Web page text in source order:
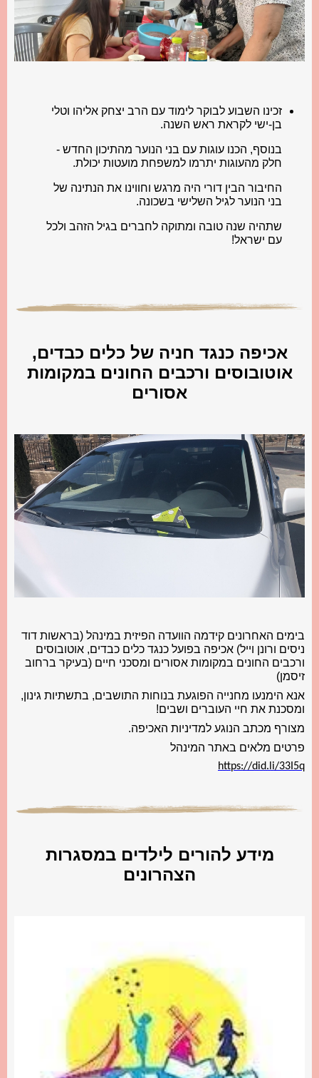
זכינו השבוע לבוקר לימוד עם הרב יצחק אליהו וטלי
בן-ישי לקראת ראש השנה.
בנוסף, הכנו עוגות עם בני הנוער מהתיכון החדש -
חלק מהעוגות יתרמו למשפחת מועטות יכולת.
החיבור הבין דורי היה מרגש וחווינו את הנתינה של
בני הנוער לגיל השלישי בשכונה.
שתהיה שנה טובה ומתוקה לחברים בגיל הזהב ולכל
עם ישראל!
אכיפה כנגד חניה של כלים כבדים,
אוטובוסים ורכבים החונים במקומות
אסורים
בימים האחרונים קידמה הוועדה הפיזית במינהל (בראשות דוד
ניסים ורונן וייל) אכיפה בפועל כנגד כלים כבדים, אוטובוסים
ורכבים החונים במקומות אסורים ומסכני חיים (בעיקר ברחוב
זיסמן)
אנא הימנעו מחנייה הפוגעת בנוחות התושבים, בתשתיות גינון,
ומסכנת את חיי העוברים ושבים!
מצורף מכתב הנוגע למדיניות האכיפה.
פרטים מלאים באתר המינהל
https://did.li/33I5q
מידע להורים לילדים במסגרות
הצהרונים